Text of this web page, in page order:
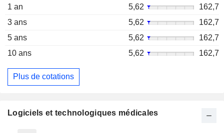
1 an
5,62
162,7
3 ans
5,62
162,7
5 ans
5,62
162,7
10 ans
5,62 162,7
Plus de cotations
Logiciels et technologiques médicales